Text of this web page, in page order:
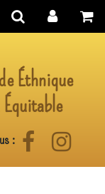
Éthnique
: Facebook